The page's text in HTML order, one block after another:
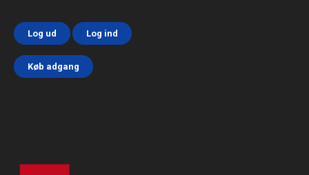
Log ud Log ind
Køb adgang